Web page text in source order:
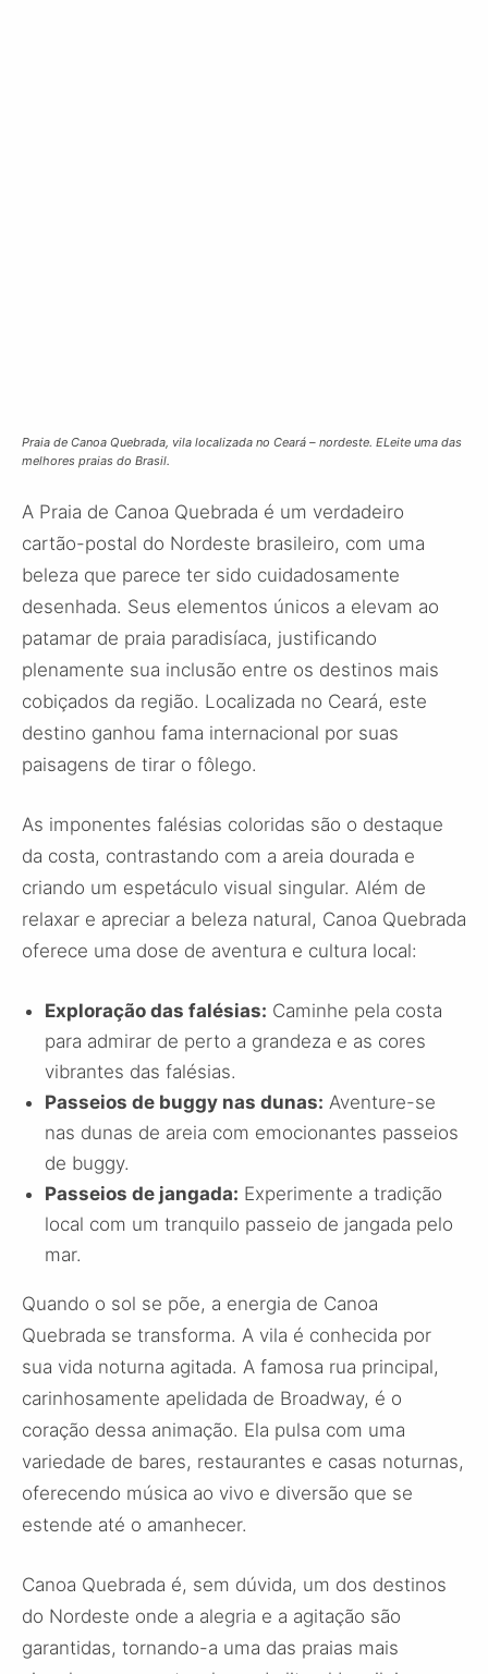
Praia de Canoa Quebrada, vila localizada no Ceará – nordeste. ELeite uma das
melhores praias do Brasil.
A Praia de Canoa Quebrada é um verdadeiro
cartão-postal do Nordeste brasileiro, com uma
beleza que parece ter sido cuidadosamente
desenhada. Seus elementos únicos a elevam ao
patamar de praia paradisíaca, justificando
plenamente sua inclusão entre os destinos mais
cobiçados da região. Localizada no Ceará, este
destino ganhou fama internacional por suas
paisagens de tirar o fôlego.
As imponentes falésias coloridas são o destaque
da costa, contrastando com a areia dourada e
criando um espetáculo visual singular. Além de
relaxar e apreciar a beleza natural, Canoa Quebrada
oferece uma dose de aventura e cultura local:
Exploração das falésias: Caminhe pela costa
para admirar de perto a grandeza e as cores
vibrantes das falésias.
Passeios de buggy nas dunas: Aventure-se
nas dunas de areia com emocionantes passeios
de buggy.
Passeios de jangada: Experimente a tradição
local com um tranquilo passeio de jangada pelo
mar.
Quando o sol se põe, a energia de Canoa
Quebrada se transforma. A vila é conhecida por
sua vida noturna agitada. A famosa rua principal,
carinhosamente apelidada de Broadway, é o
coração dessa animação. Ela pulsa com uma
variedade de bares, restaurantes e casas noturnas,
oferecendo música ao vivo e diversão que se
estende até o amanhecer.
Canoa Quebrada é, sem dúvida, um dos destinos
do Nordeste onde a alegria e a agitação são
garantidas, tornando-a uma das praias mais